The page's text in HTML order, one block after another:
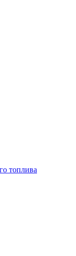
топлива